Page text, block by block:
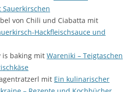
von Chili und Ciabatta mit
Hackfleischsauce und
is baking mit Wareniki – Teigtaschen
mit Ein kulinarischer